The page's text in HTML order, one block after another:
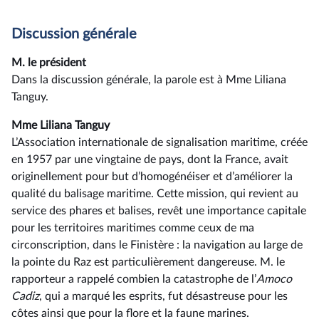
Discussion générale
M. le président
Dans la discussion générale, la parole est à Mme Liliana
Tanguy.
Mme Liliana Tanguy
L’Association internationale de signalisation maritime, créée
en 1957 par une vingtaine de pays, dont la France, avait
originellement pour but d’homogénéiser et d’améliorer la
qualité du balisage maritime. Cette mission, qui revient au
service des phares et balises, revêt une importance capitale
pour les territoires maritimes comme ceux de ma
circonscription, dans le Finistère : la navigation au large de
la pointe du Raz est particulièrement dangereuse. M. le
rapporteur a rappelé combien la catastrophe de l’Amoco
Cadiz, qui a marqué les esprits, fut désastreuse pour les
côtes ainsi que pour la flore et la faune marines.